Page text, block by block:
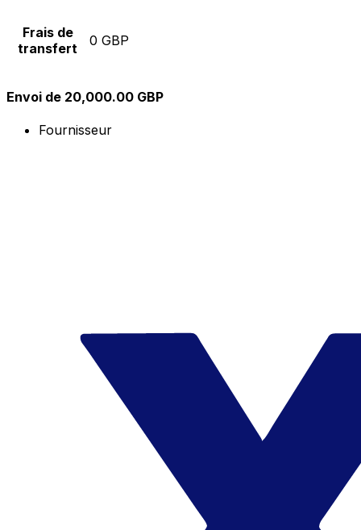
Frais de
transfert
0 GBP
Envoi de 20,000.00 GBP
Fournisseur